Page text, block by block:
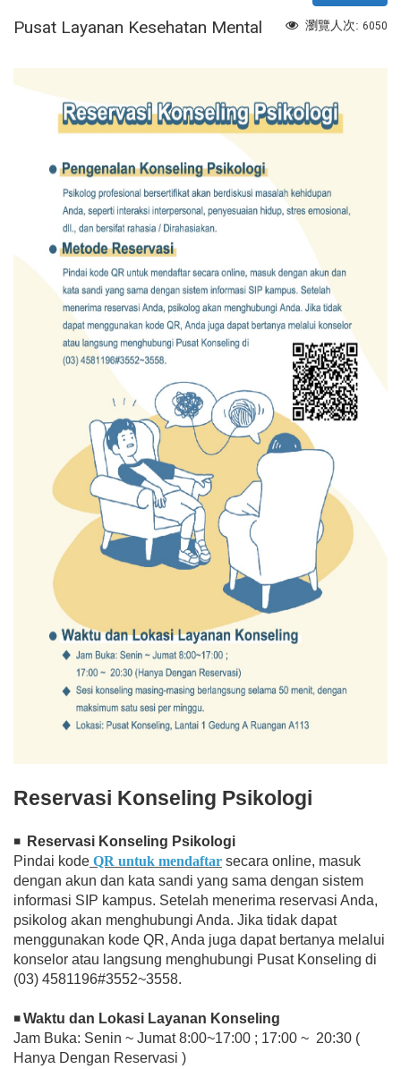
瀏覽人次: 6050
Pusat Layanan Kesehatan Mental
Reservasi Konseling Psikologi
◾
Reservasi Konseling Psikologi
Pindai kode QR untuk mendaftar secara online, masuk
dengan akun dan kata sandi yang sama dengan sistem
informasi SIP kampus. Setelah menerima reservasi Anda,
psikolog akan menghubungi Anda. Jika tidak dapat
menggunakan kode QR, Anda juga dapat bertanya melalui
konselor atau langsung menghubungi Pusat Konseling di
(03) 4581196#3552~3558.
◾Waktu dan Lokasi Layanan Konseling
Jam Buka: Senin ~ Jumat 8:00~17:00 ; 17:00 ~ 20:30 (
Hanya Dengan Reservasi )